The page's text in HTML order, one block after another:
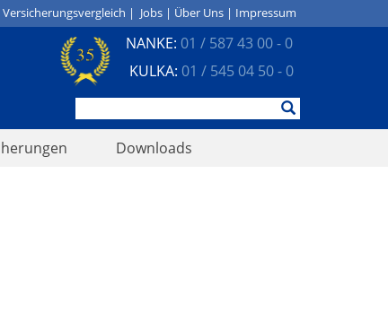
Versicherungsvergleich | Jobs | Über Uns | Impressum
NANKE: 01 / 587 43 00 - 0
KULKA: 01 / 545 04 50 - 0
Downloads